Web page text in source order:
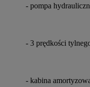
- pompa
- 3 prędkości
- kabina